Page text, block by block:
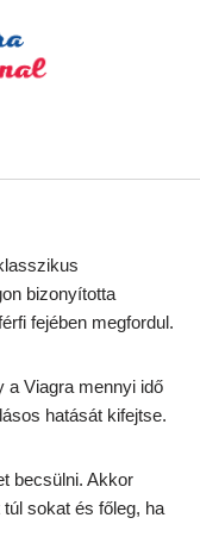
bizonyította
fejében megfordul.
a Viagra mennyi idő
hatását kifejtse.
becsülni. Akkor
sokat és főleg, ha